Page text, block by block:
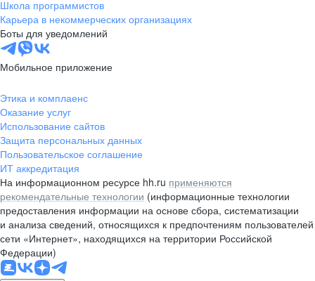
Школа программистов
Карьера в некоммерческих организациях
Боты для уведомлений
Мобильное приложение
Этика и комплаенс
Оказание услуг
Использование сайтов
Защита персональных данных
Пользовательское соглашение
ИТ аккредитация
На информационном ресурсе hh.ru применяются
рекомендательные технологии (информационные технологии
предоставления информации на основе сбора, систематизации
и анализа сведений, относящихся к предпочтениям пользователей
сети «Интернет», находящихся на территории Российской
Федерации)